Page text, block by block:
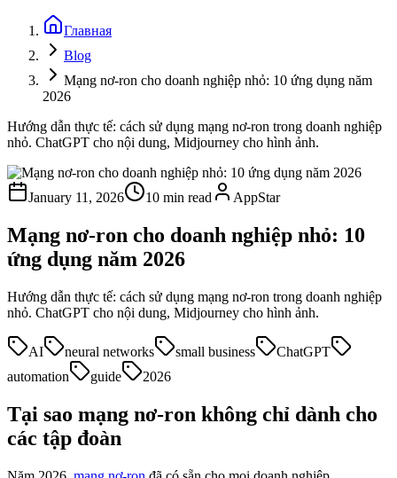
Главная
Blog
Mạng nơ-ron cho doanh nghiệp nhỏ: 10 ứng dụng năm
2026
Hướng dẫn thực tế: cách sử dụng mạng nơ-ron trong doanh nghiệp
nhỏ. ChatGPT cho nội dung, Midjourney cho hình ảnh.
January 11, 2026 10 min read AppStar
Mạng nơ-ron cho doanh nghiệp nhỏ: 10
ứng dụng năm 2026
Hướng dẫn thực tế: cách sử dụng mạng nơ-ron trong doanh nghiệp
nhỏ. ChatGPT cho nội dung, Midjourney cho hình ảnh.
AI neural networks small business
ChatGPT
automation
guide 2026
Tại sao mạng nơ-ron không chỉ dành cho
các tập đoàn